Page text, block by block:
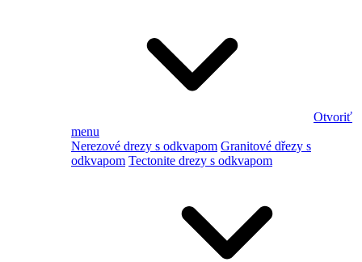
Otvoriť
menu
Nerezové drezy s odkvapom Granitové dřezy s
odkvapom Tectonite drezy s odkvapom